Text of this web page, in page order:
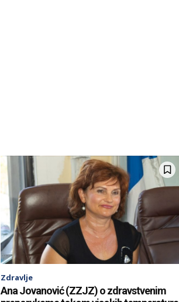
Zdravlje
Ana Jovanović (ZZJZ) o zdravstvenim